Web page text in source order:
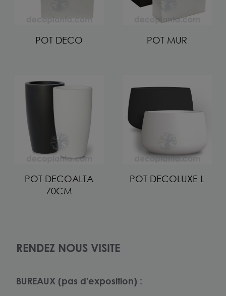
POT DECO POT MUR
POT DECOALTA
70CM
POT DECOLUXE L
RENDEZ NOUS VISITE
BUREAUX (pas d'exposition) :